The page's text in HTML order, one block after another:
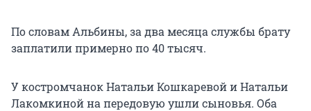
По словам Альбины, за два месяца службы брату
заплатили примерно по 40 тысяч.
У костромчанок Натальи Кошкаревой и Натальи
Лакомкиной на передовую ушли сыновья. Оба